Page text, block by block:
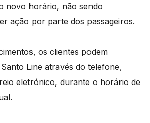
novo horário, não sendo
ação por parte dos passageiros.
os clientes podem
Line através do telefone,
eletrónico, durante o horário de